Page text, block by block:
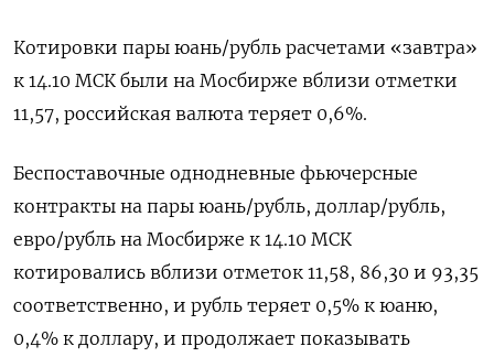
Котировки пары юань/рубль расчетами «завтра»
к 14.10 МСК были на Мосбирже вблизи отметки
11,57, российская валюта теряет 0,6%.
Беспоставочные однодневные фьючерсные
контракты на пары юань/рубль, доллар/рубль,
евро/рубль на Мосбирже к 14.10 МСК
котировались вблизи отметок 11,58, 86,30 и 93,35
соответственно, и рубль теряет 0,5% к юаню,
0,4% к доллару, и продолжает показывать